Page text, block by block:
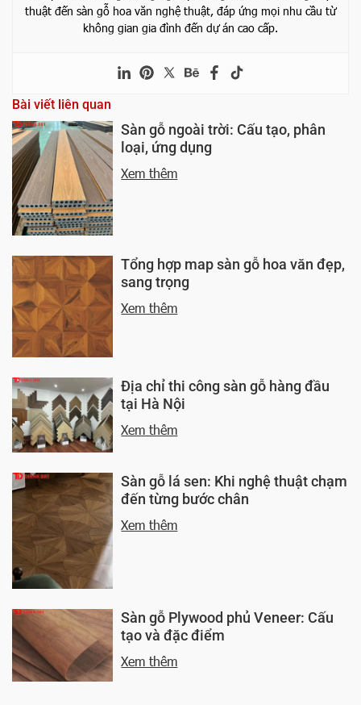
thuật đến sàn gỗ hoa văn nghệ thuật, đáp ứng mọi nhu cầu từ
không gian gia đình đến dự án cao cấp.
Bài viết liên quan
Sàn gỗ ngoài trời: Cấu tạo, phân
loại, ứng dụng
Xem thêm
Tổng hợp map sàn gỗ hoa văn đẹp,
sang trọng
Xem thêm
Địa chỉ thi công sàn gỗ hàng đầu
tại Hà Nội
Xem thêm
Sàn gỗ lá sen: Khi nghệ thuật chạm
đến từng bước chân
Xem thêm
Sàn gỗ Plywood phủ Veneer: Cấu
tạo và đặc điểm
Xem thêm